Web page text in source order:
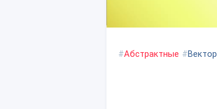
#Абстрактные #Вектор